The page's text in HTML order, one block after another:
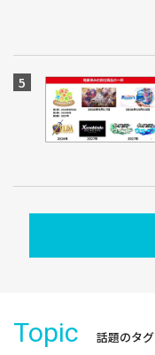
Topic 話題のタグ